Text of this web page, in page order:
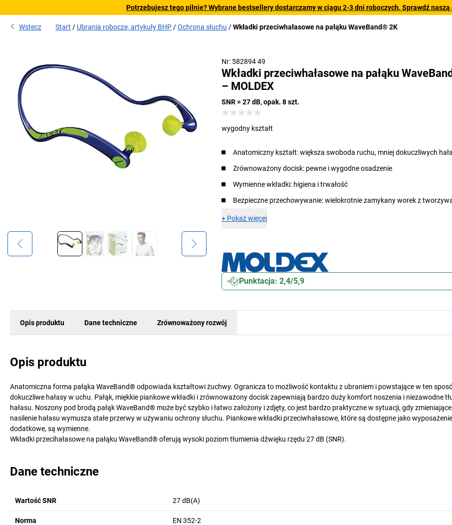
Potrzebujesz tego pilnie? Wybrane bestsellery dostarczamy w ciągu 2-3 dni roboczych. Sprawdź
Wstecz Start Ubrania robocze, artykuły BHP Ochrona słuchu Wkładki przeciwhałasowe na pałąku WaveBand® 2K
Nr: 582894 49
Wkładki przeciwhałasowe na pałąku
– MOLDEX
SNR = 27 dB, opak. 8 szt.
wygodny kształt
Anatomiczny kształt: większa swoboda ruchu, mniej dokuczliwych
Zrównoważony docisk: pewne i wygodne osadzenie
Wymienne wkładki: higiena i trwałość
Bezpieczne przechowywanie: wielokrotnie zamykany worek z
+ Pokaż więcej
Punktacja: 2,4/5,9
Opis produktu Dane techniczne Zrównoważony rozwój
Opis produktu
Anatomiczna forma pałąka WaveBand® odpowiada kształtowi żuchwy. Ogranicza to możliwość kontaktu z ubraniem i powstające w ten
dokuczliwe hałasy w uchu. Pałąk, miękkie piankowe wkładki i zrównoważony docisk zapewniają bardzo duży komfort noszenia i niezawodne
hałasu. Noszony pod brodą pałąk WaveBand® może być szybko i łatwo założony i zdjęty, co jest bardzo praktyczne w sytuacji, gdy
nasilenie hałasu wymusza stałe przerwy w używaniu ochrony słuchu. Piankowe wkładki przeciwhałasowe, które są dostępne jako wyposażenie
dodatkowe, są wymienne.
Wkładki przecihałasowe na pałąku WaveBand® oferują wysoki poziom tłumienia dźwięku rzędu 27 dB (SNR).
Dane techniczne
Wartość SNR 27dB(A)
Norma EN 352-2